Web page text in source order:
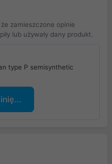
zamieszczone opinie
lub używały dany produkt.
type P semisynthetic